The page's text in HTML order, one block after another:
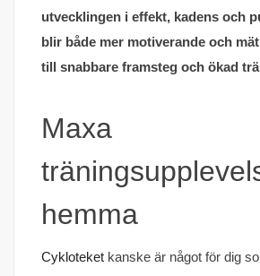
utvecklingen i effekt, kadens och
blir både mer motiverande och
till snabbare framsteg och ökad
Maxa
hemma
Cykloteket kanske är något för dig